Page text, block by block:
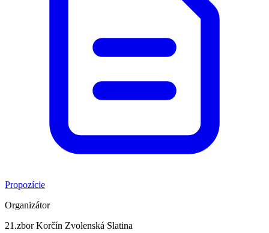
Propozície
Organizátor
21.zbor Korčín Zvolenská Slatina